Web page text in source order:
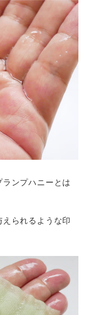
ンプハニーとは
られるような印